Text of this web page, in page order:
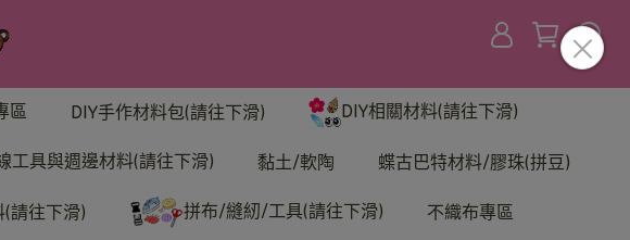
區 DIY手作材料包(請往下滑) DIY相關材料(請往下滑)
工具與週邊材料(請往下滑) 黏土/軟陶 蝶古巴特材料/膠珠(拼豆)
請往下滑) 拼布/縫紉/工具(請往下滑) 不織布專區